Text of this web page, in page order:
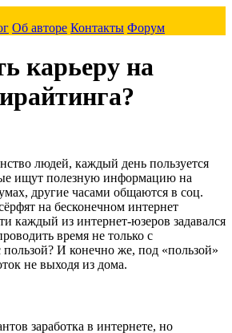
Об авторе Контакты Форум
карьеру на
людей, каждый день пользуется
ищут полезную информацию на
другие часами общаются в соц.
на бесконечном интернет
каждый из интернет-юзеров задавался
время не только с
пользой? И конечно же, под «пользой»
не выходя из дома.
заработка в интернете, но